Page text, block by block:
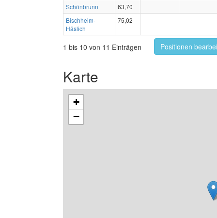
Schönbrunn
63,70
Bischheim-
Häslich
75,02
1 bis 10 von 11 Einträgen Positionen
Karte
+
−